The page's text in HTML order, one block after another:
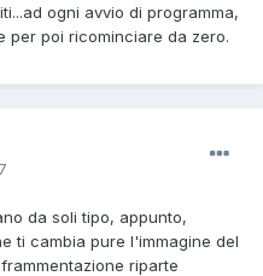
ogni avvio di programma,
per poi ricominciare da zero.
da soli tipo, appunto,
ti cambia pure l'immagine del
riparte